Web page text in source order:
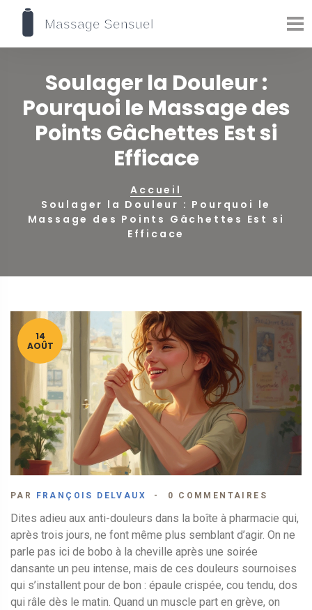
Soulager la Douleur :
Pourquoi le Massage des
Points Gâchettes Est si
Efficace
Accueil
Soulager la Douleur : Pourquoi le
Massage des Points Gâchettes Est si
Efficace
14
AOÛT
PAR FRANÇOIS DELVAUX 0 COMMENTAIRES
Dites adieu aux anti-douleurs dans la boîte à pharmacie qui,
après trois jours, ne font même plus semblant d’agir. On ne
parle pas ici de bobo à la cheville après une soirée
dansante un peu intense, mais de ces douleurs sournoises
qui s’installent pour de bon : épaule crispée, cou tendu, dos
qui râle dès le matin. Quand un muscle part en grève, on